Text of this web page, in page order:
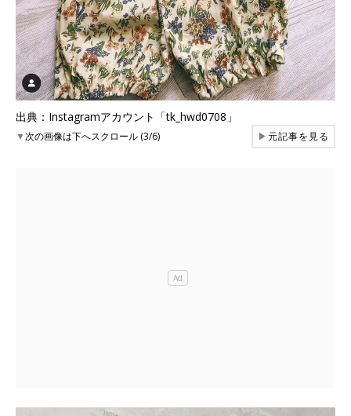
出典：Instagramアカウント「tk_hwd0708」
▼次の画像は下へスクロール (3/6) ▶元記事を見る